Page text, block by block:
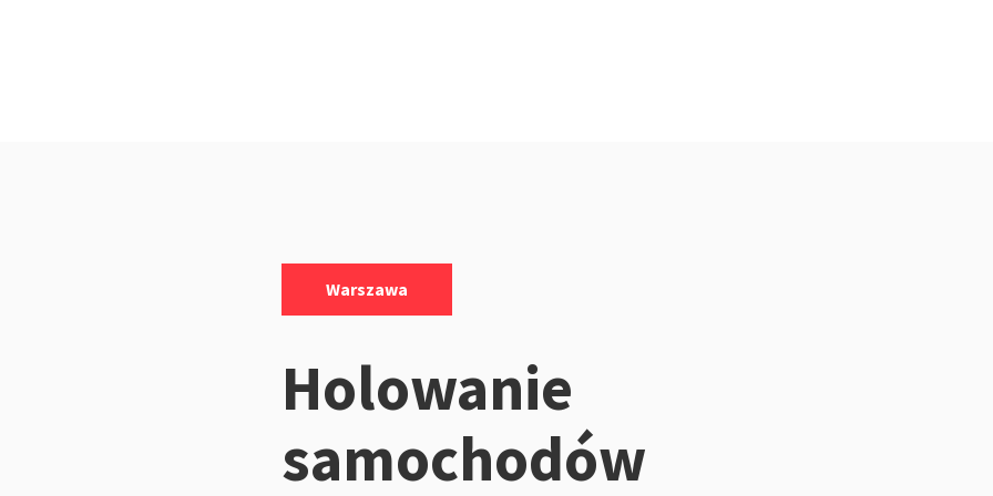
Warszawa
Holowanie
samochodów